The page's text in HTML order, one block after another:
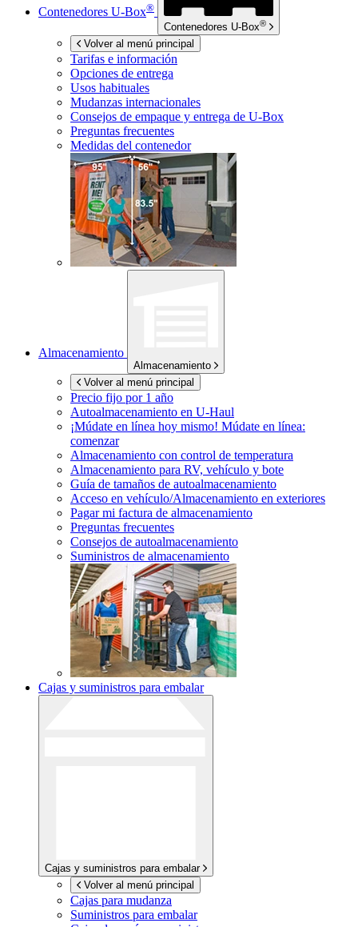
Contenedores U-Box®
Contenedores U-Box®
Volver al menú principal
Tarifas e información
Opciones de entrega
Usos habituales
Mudanzas internacionales
Consejos de empaque y entrega de U-Box
Preguntas frecuentes
Medidas del contenedor
Almacenamiento
Almacenamiento
Volver al menú principal
Precio fijo por 1 año
Autoalmacenamiento en U-Haul
¡Múdate en línea hoy mismo! Múdate en línea:
comenzar
Almacenamiento con control de temperatura
Almacenamiento para RV, vehículo y bote
Guía de tamaños de autoalmacenamiento
Acceso en vehículo/Almacenamiento en exteriores
Pagar mi factura de almacenamiento
Preguntas frecuentes
Consejos de autoalmacenamiento
Suministros de almacenamiento
Cajas y suministros para embalar
Cajas y suministros para embalar
Volver al menú principal
Cajas para mudanza
Suministros para embalar